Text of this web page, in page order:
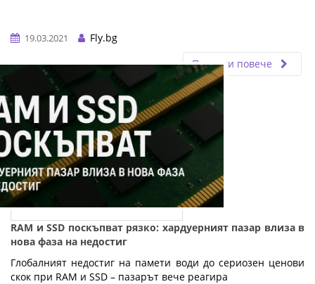
19.03.2021
Fly.bg
Прочети повече
RAM и SSD поскъпват рязко: хардуерният пазар влиза в
нова фаза на недостиг
Глобалният недостиг на памети води до сериозен ценови
скок при RAM и SSD – пазарът вече реагира